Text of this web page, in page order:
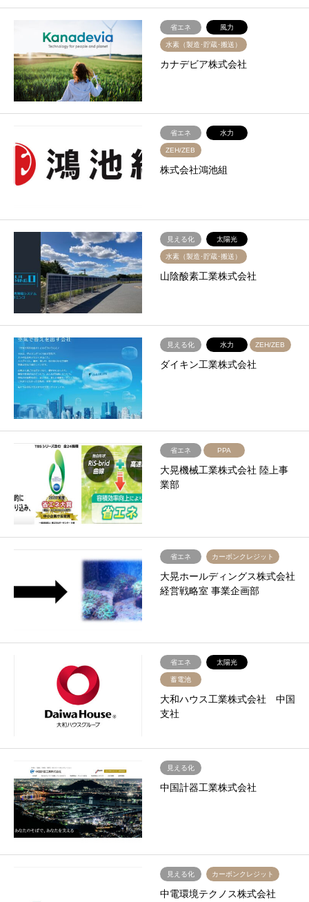
省エネ 風力
水素（製造･貯蔵･搬送）
カナデビア株式会社
省エネ 水力
ZEH/ZEB
株式会社鴻池組
見える化 太陽光
水素（製造･貯蔵･搬送）
山陰酸素工業株式会社
見える化 水力 ZEH/ZEB
ダイキン工業株式会社
省エネ PPA
大晃機械工業株式会社 陸上事
業部
省エネ カーボンクレジット
大晃ホールディングス株式会社
経営戦略室 事業企画部
省エネ 太陽光
蓄電池
大和ハウス工業株式会社 中国
支社
見える化
中国計器工業株式会社
見える化 カーボンクレジット
中電環境テクノス株式会社